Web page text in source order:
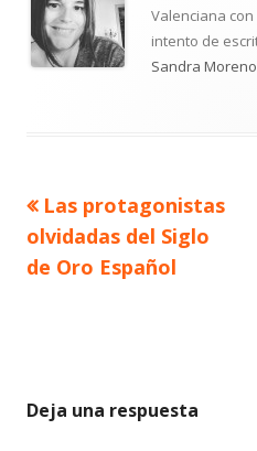
Valenciana
intento de
Sandra Moreno
Navegación
de
Artículo
anterior
Las protagonistas
olvidadas del Siglo
de Oro Español
Deja una respuesta